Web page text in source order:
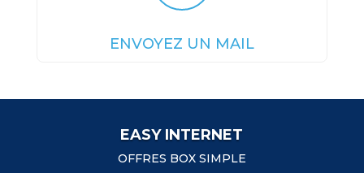
ENVOYEZ UN MAIL
EASY INTERNET
OFFRES BOX SIMPLE